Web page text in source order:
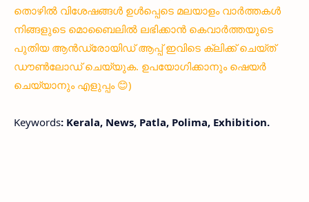
തൊഴിൽ വിശേഷങ്ങൾ ഉൾപ്പെടെ മലയാളം വാർത്തകൾ
നിങ്ങളുടെ മൊബൈലിൽ ലഭിക്കാൻ കെവാർത്തയുടെ
പുതിയ ആൻഡ്രോയിഡ് ആപ്പ് ഇവിടെ ക്ലിക്ക് ചെയ്ത്
ഡൗൺലോഡ് ചെയ്യുക. ഉപയോഗിക്കാനും ഷെയർ
ചെയ്യാനും എളുപ്പം 😊)
Keywords: Kerala, News, Patla, Polima, Exhibition.